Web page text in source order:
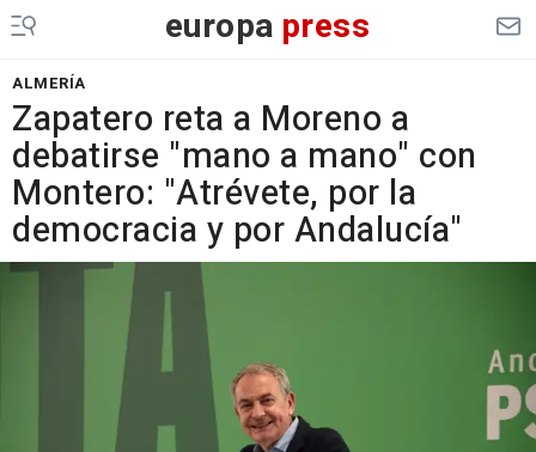
europa press
ALMERÍA
Zapatero reta a Moreno a
debatirse "mano a mano" con
Montero: "Atrévete, por la
democracia y por Andalucía"